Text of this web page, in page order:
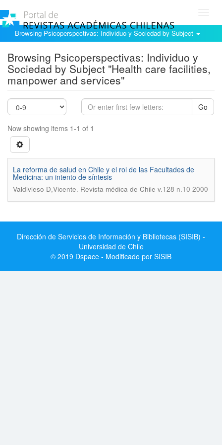
Browsing Psicoperspectivas: Individuo y Sociedad by Subject
Browsing Psicoperspectivas: Individuo y
Sociedad by Subject "Health care facilities,
manpower and services"
Go
Now showing items 1-1 of 1
La reforma de salud en Chile y el rol de las Facultades de
Medicina: un intento de síntesis
Valdivieso D,Vicente. Revista médica de Chile v.128 n.10 2000
Dirección de Servicios de Información y Bibliotecas (SISIB) -
Universidad de Chile
© 2019 Dspace - Modificado por SISIB